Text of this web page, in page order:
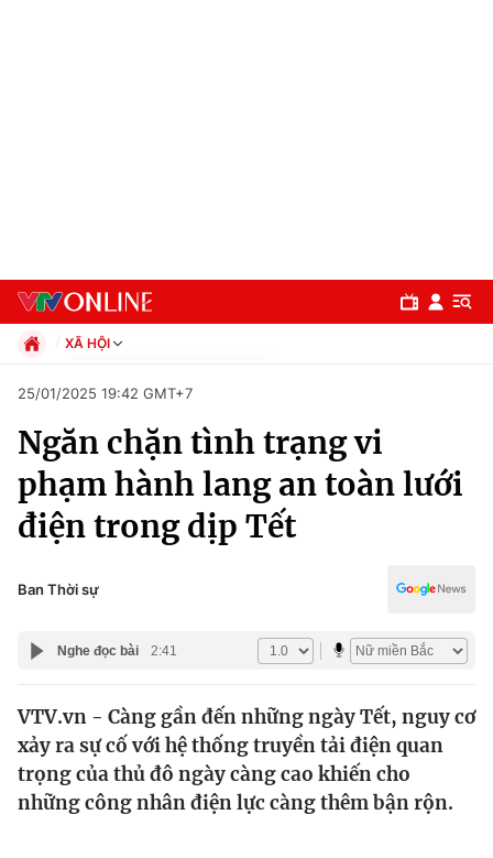
Chuyên mục
Chính trị
Thế giới
Tin tức
Kinh tế
XÃ HỘI
Xã hội
Pháp luật
Thể thao
Truyền hình
Văn hóa - Giải trí
Đời sống
Giáo dục
25/01/2025 19:42 GMT+7
Ngăn chặn tình trạng vi
phạm hành lang an toàn lưới
điện trong dịp Tết
Ban Thời sự
Nghe đọc bài 2:41
VTV.vn - Càng gần đến những ngày Tết, nguy cơ
xảy ra sự cố với hệ thống truyền tải điện quan
trọng của thủ đô ngày càng cao khiến cho
những công nhân điện lực càng thêm bận rộn.